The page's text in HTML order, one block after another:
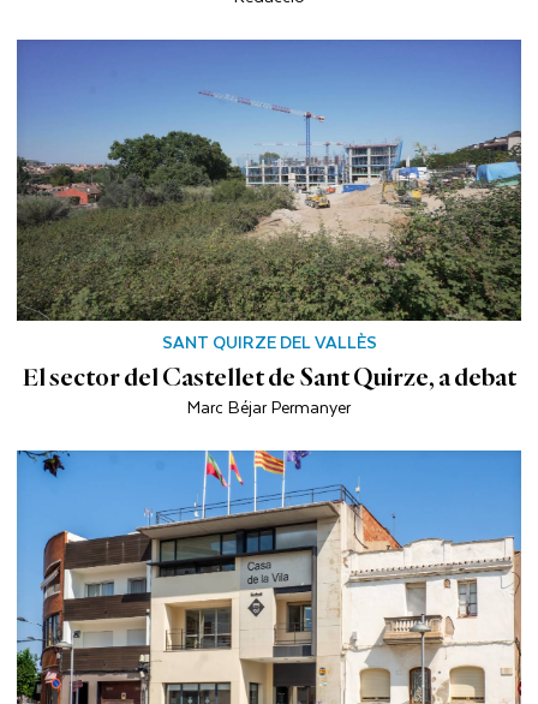
SANT QUIRZE DEL VALLÈS
El sector del Castellet de Sant Quirze, a debat
Marc Béjar Permanyer